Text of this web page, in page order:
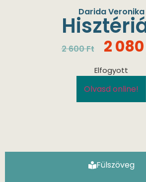
Darida Veronika
2 600Ft 2 080
Elfogyott
Olvasd online!
Fülszöveg